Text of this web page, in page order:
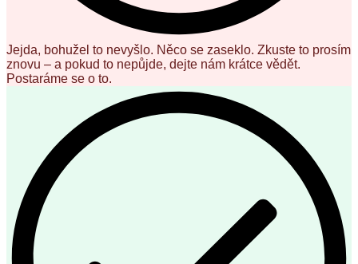
Jejda, bohužel to nevyšlo. Něco se zaseklo. Zkuste to prosím
znovu – a pokud to nepůjde, dejte nám krátce vědět.
Postaráme se o to.